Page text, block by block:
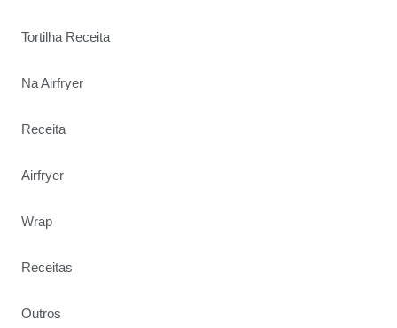
Tortilha Receita
Na Airfryer
Receita
Airfryer
Wrap
Receitas
Outros